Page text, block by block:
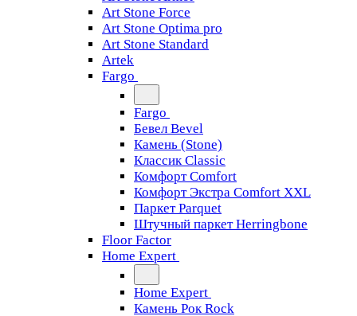
Art Stone Force
Art Stone Optima pro
Art Stone Standard
Artek
Fargo
Fargo
Бевел Bevel
Камень (Stone)
Классик Classic
Комфорт Comfort
Комфорт Экстра Comfort XXL
Паркет Parquet
Штучный паркет Herringbone
Floor Factor
Home Expert
Home Expert
Камень Рок Rock